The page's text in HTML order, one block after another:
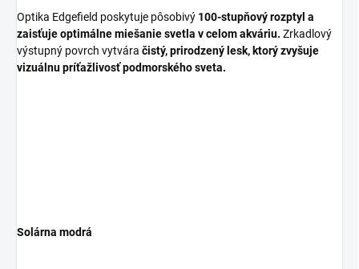
Optika Edgefield poskytuje pôsobivý 100-stupňový rozptyl a
zaisťuje optimálne miešanie svetla v celom akváriu. Zrkadlový
výstupný povrch vytvára čistý, prirodzený lesk, ktorý zvyšuje
vizuálnu príťažlivosť podmorského sveta.
Solárna modrá